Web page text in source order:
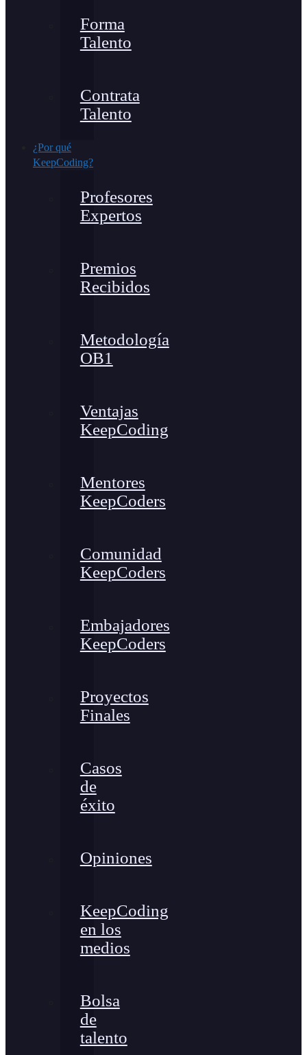
Forma
Talento
Contrata
Talento
¿Por qué
KeepCoding?
Profesores
Expertos
Premios
Recibidos
Metodología
OB1
Ventajas
KeepCoding
Mentores
KeepCoders
Comunidad
KeepCoders
Embajadores
KeepCoders
Proyectos
Finales
Casos
de
éxito
Opiniones
KeepCoding
en los
medios
Bolsa
de
talento